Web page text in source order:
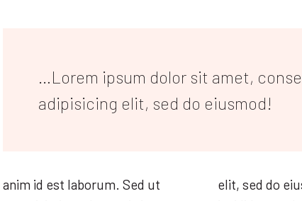
…Lorem ipsum dolor sit amet,
adipisicing elit, sed do eiusmod!
anim id est laborum. Sed ut
elit, sed do